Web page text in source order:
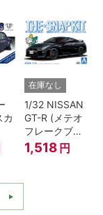
カ
在庫なし
1/32 NISSAN
GT-R (メテオ
フレークブラ
ックパール)
1,518 円